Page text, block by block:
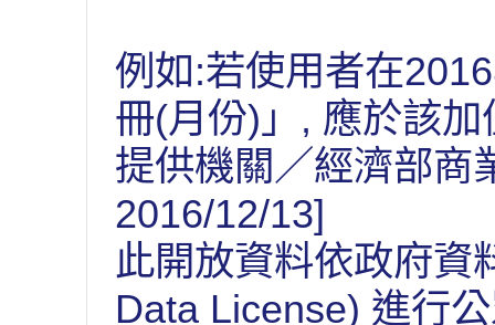
例如:若使用者在
冊(月份)」, 應於該
提供機關／經濟部商
2016/12/13]
此開放資料依政府資
Data License) 進行